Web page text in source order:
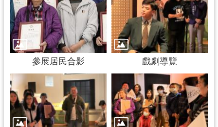
參展居民合影 戲劇導覽